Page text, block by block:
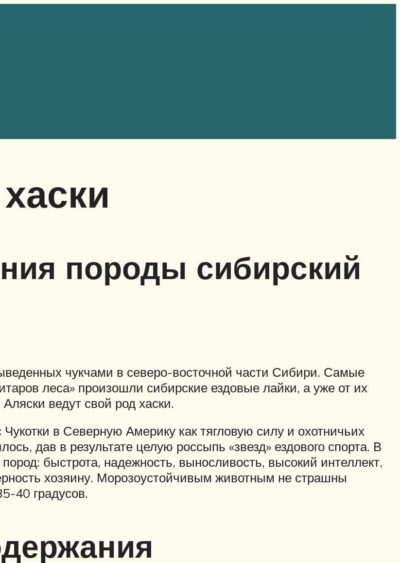
породы сибирский
чукчами в северо-восточной части Сибири. Самые
леса» произошли сибирские ездовые лайки, а уже от их
ведут свой род хаски.
в Северную Америку как тягловую силу и охотничьих
дав в результате целую россыпь «звезд» ездового спорта. В
быстрота, надежность, выносливость, высокий интеллект,
хозяину. Морозоустойчивым животным не страшны
40 градусов.